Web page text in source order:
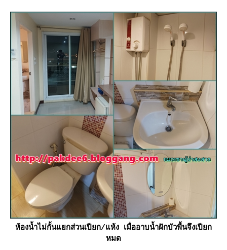
ห้องน้ำไม่กั้นแยกส่วนเปียก/แห้ง เมื่ออาบน้ำฝักบัวพื้นจึงเปียก
หมด